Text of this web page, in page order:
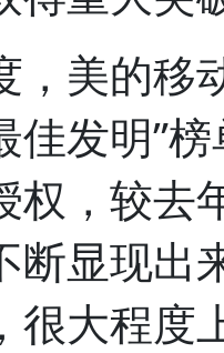
，美的移
佳发明”
权，较去
断显现出
很大程度